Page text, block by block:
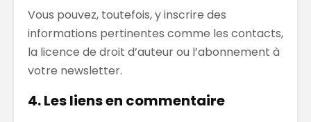
Vous pouvez, toutefois, y inscrire des
informations pertinentes comme les contacts,
la licence de droit d’auteur ou l’abonnement à
votre newsletter.
4. Les liens en commentaire